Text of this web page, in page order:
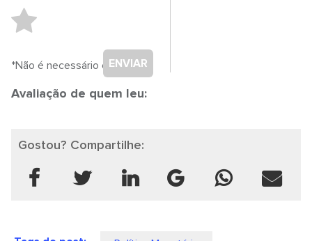
ENVIAR
*Não é necessário cadastro.
Avaliação de quem leu:
Gostou? Compartilhe: